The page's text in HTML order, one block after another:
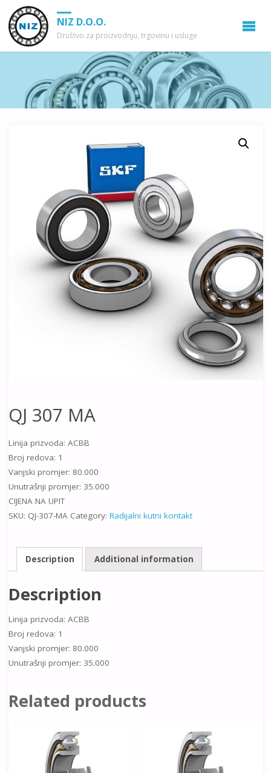
NIZ D.O.O.
Društvo za proizvodnju, trgovinu i usluge
QJ 307 MA
Linija prizvoda: ACBB
Broj redova: 1
Vanjski promjer: 80.000
Unutrašnji promjer: 35.000
CIJENA NA UPIT
SKU: QJ-307-MA Category: Radijalni kutni kontakt
Description Additional information
Description
Linija prizvoda: ACBB
Broj redova: 1
Vanjski promjer: 80.000
Unutrašnji promjer: 35.000
Related products